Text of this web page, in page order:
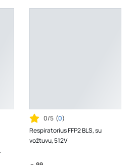
0/5 (0)
Respiratorius FFP2 BLS, su
vožtuvu, 512V